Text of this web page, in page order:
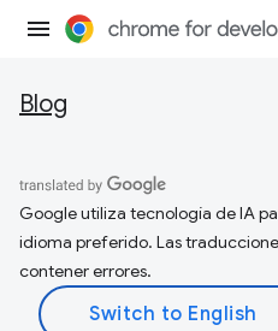
Blog
Google utiliza tecnología de IA
idioma preferido. Las
contener errores.